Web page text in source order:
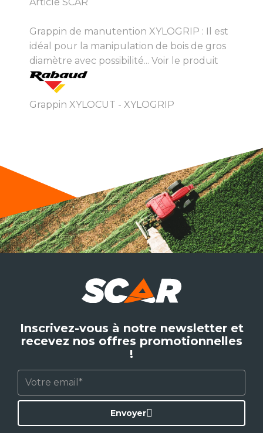
Grappin de manutention XYLOGRIP : Il est
idéal pour la manipulation de bois de gros
diamètre avec possibilité... Voir le produit
Grappin XYLOCUT - XYLOGRIP
Inscrivez-vous à notre newsletter et
recevez nos offres promotionnelles
!
Envoyer